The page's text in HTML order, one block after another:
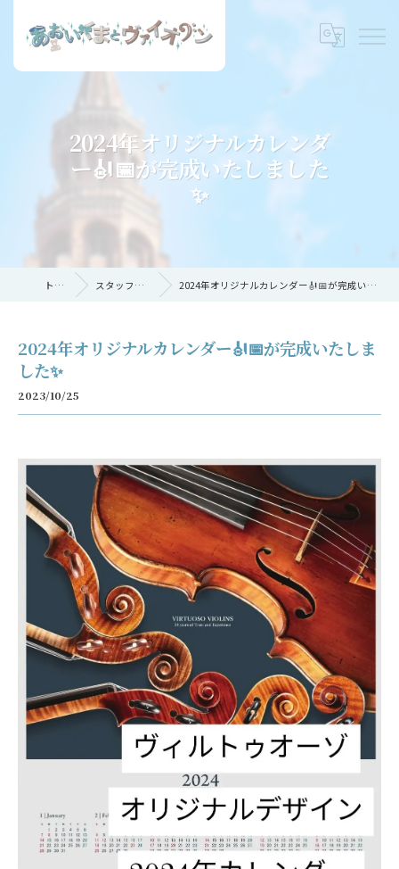
2024年オリジナルカレンダ
ー🎻📅が完成いたしました
✨
トップ スタッフブログ 2024年オリジナルカレンダー🎻📅が完成いたしました✨
2024年オリジナルカレンダー🎻📅が完成いたしま
した✨
2023/10/25